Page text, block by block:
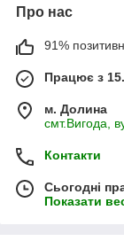
Про нас
91%
Працює з
м. Долина
смт.Вигода,
Контакти
Сьогодні
Показати